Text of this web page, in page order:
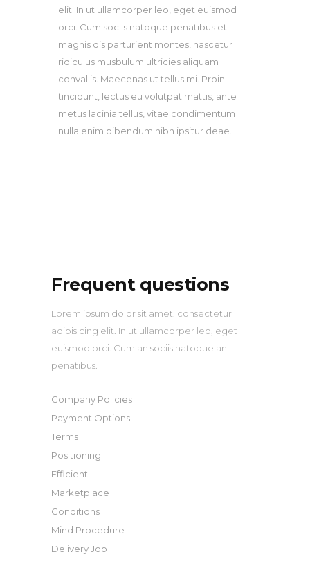
elit. In ut ullamcorper leo, eget euismod
orci. Cum sociis natoque penatibus et
magnis dis parturient montes, nascetur
ridiculus musbulum ultricies aliquam
convallis. Maecenas ut tellus mi. Proin
tincidunt, lectus eu volutpat mattis, ante
metus lacinia tellus, vitae condimentum
nulla enim bibendum nibh ipsitur deae.
Frequent questions
Lorem ipsum dolor sit amet, consectetur
adipis cing elit. In ut ullamcorper leo, eget
euismod orci. Cum an sociis natoque an
penatibus.
Company Policies
Payment Options
Terms
Positioning
Efficient
Marketplace
Conditions
Mind Procedure
Delivery Job